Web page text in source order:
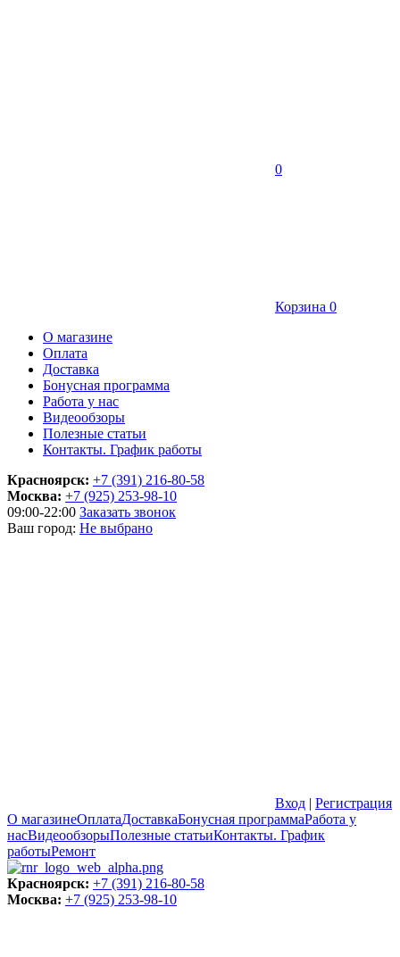
0
Корзина 0
О магазине
Оплата
Доставка
Бонусная программа
Работа у нас
Видеообзоры
Полезные статьи
Контакты. График работы
Красноярск: +7 (391) 216-80-58
Москва: +7 (925) 253-98-10
09:00-22:00 Заказать звонок
Ваш город: Не выбрано
Вход | Регистрация
О магазинеОплатаДоставкаБонусная программаРабота у
насВидеообзорыПолезные статьиКонтакты. График
работыРемонт
Красноярск: +7 (391) 216-80-58
Москва: +7 (925) 253-98-10